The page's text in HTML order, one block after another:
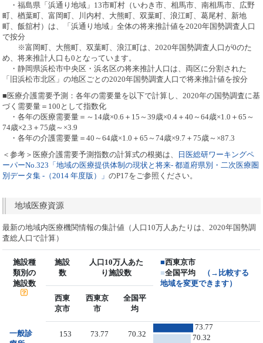
・福島県「浜通り地域」13市町村（いわき市、相馬市、南相馬市、広野
町、楢葉町、富岡町、川内村、大熊町、双葉町、浪江町、葛尾村、新地
町、飯舘村）は、「浜通り地域」全体の将来推計値を2020年国勢調査人口
で按分
※富岡町、大熊町、双葉町、浪江町は、2020年国勢調査人口が0のた
め、将来推計人口も0となっています。
・静岡県浜松市中央区・浜名区の将来推計人口は、両区に分割された
「旧浜松市北区」の地区ごとの2020年国勢調査人口で将来推計値を按分
■医療介護需要予測：各年の需要量を以下で計算し、2020年の国勢調査に基
づく需要量＝100として指数化
・各年の医療需要量＝～14歳×0.6＋15～39歳×0.4＋40～64歳×1.0＋65～
74歳×2.3＋75歳～×3.9
・各年の介護需要量＝40～64歳×1.0＋65～74歳×9.7＋75歳～×87.3
＜参考＞医療介護需要予測指数の計算式の根拠は、
日医総研ワーキングペ
ーパーNo.323「地域の医療提供体制の現状と将来- 都道府県別・二次医療圏
別データ集 -（2014 年度版）」のP17をご参照ください。
地域医療資源
最新の地域内医療機関情報の集計値（人口10万人あたりは、2020年国勢調
査総人口で計算）
施設種
類別の
施設数
施設
数
人口10万人あた
り施設数
■西東京市
■全国平均
（→比較する
地域を変更できます）
西東
京市
西東京
市
全国平
均
一般診
153 73.77 70.32
73.77
70.32